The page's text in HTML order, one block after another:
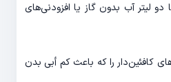
لیتر آب بدون گاز یا افزودنی‌های
کافئین‌دار را که باعث کم أبی بدن